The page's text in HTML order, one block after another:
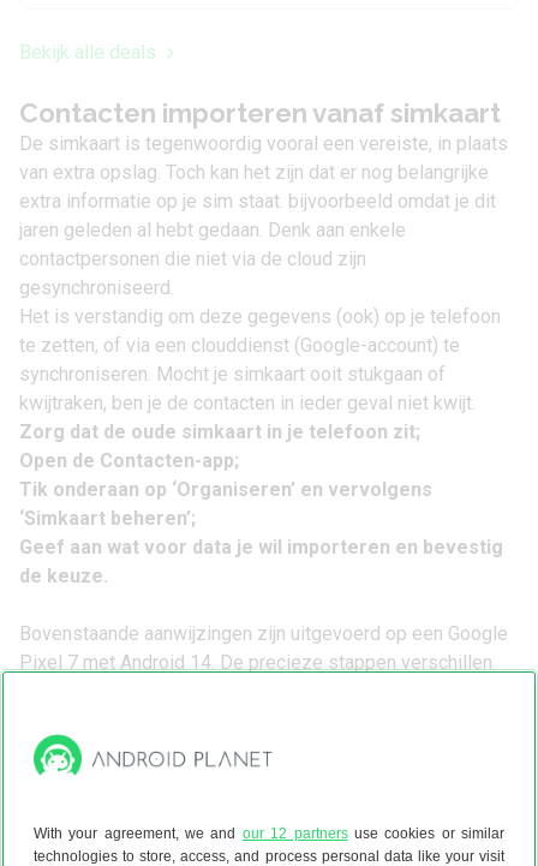
With your agreement, we and our 12 partnersuse cookies or similar
technologies to store, access, and process personal data like your visit
Bekijk alle deals
Contacten importeren vanaf simkaart
De simkaart is tegenwoordig vooral een vereiste, in plaats
van extra opslag. Toch kan het zijn dat er nog belangrijke
extra informatie op je sim staat. bijvoorbeeld omdat je dit
jaren geleden al hebt gedaan. Denk aan enkele
contactpersonen die niet via de cloud zijn
gesynchroniseerd.
Het is verstandig om deze gegevens (ook) op je telefoon
te zetten, of via een clouddienst (Google-account) te
synchroniseren. Mocht je simkaart ooit stukgaan of
kwijtraken, ben je de contacten in ieder geval niet kwijt.
Zorg dat de oude simkaart in je telefoon zit;
Open de Contacten-app;
Tik onderaan op ‘Organiseren’ en vervolgens
‘Simkaart beheren’;
Geef aan wat voor data je wil importeren en bevestig
de keuze.
Bovenstaande aanwijzingen zijn uitgevoerd op een Google
Pixel 7 met Android 14. De precieze stappen verschillen
Suggesties in je contacten-app
Nieuwe versies van Android hebben ook een slimme
contacten beter in te delen. Denk daarbij aan het